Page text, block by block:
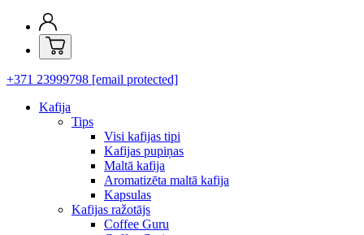
+371 23999798 [email protected]
Kafija
Tips
Visi kafijas tipi
Kafijas pupiņas
Maltā kafija
Aromatizēta maltā kafija
Kapsulas
Kafijas ražotājs
Coffee Guru